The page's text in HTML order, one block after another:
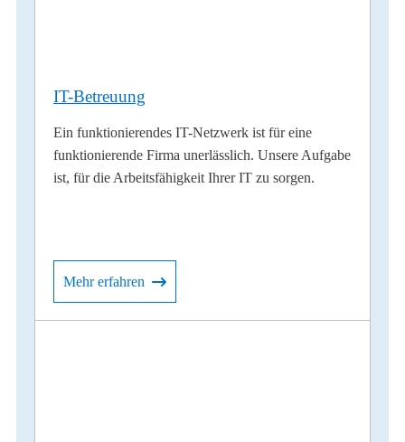
IT-Betreuung
Ein funktionierendes IT-Netzwerk ist für eine
funktionierende Firma unerlässlich. Unsere Aufgabe
ist, für die Arbeitsfähigkeit Ihrer IT zu sorgen.
Mehr erfahren